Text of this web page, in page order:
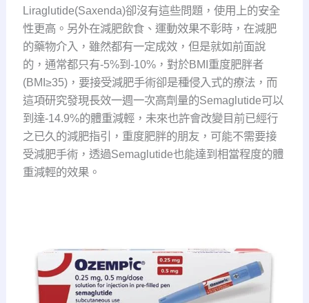
Liraglutide(Saxenda)卻沒有這些問題，使用上的安全
性更高。另外在減肥飲食、運動效果不彰時，在減肥
的藥物介入，雖然都有一定成效，但是就如前面說
的，通常都只有-5%到-10%，對於BMI重度肥胖者
(BMI≥35)，要接受減肥手術卻是種侵入式的療法，而
這項研究發現長效一週一次高劑量的Semaglutide可以
到達-14.9%的體重減輕，未來也許會改變目前已經行
之已久的減肥指引，重度肥胖的朋友，可能不需要接
受減肥手術，透過Semaglutide也能達到相當程度的體
重減輕的效果。